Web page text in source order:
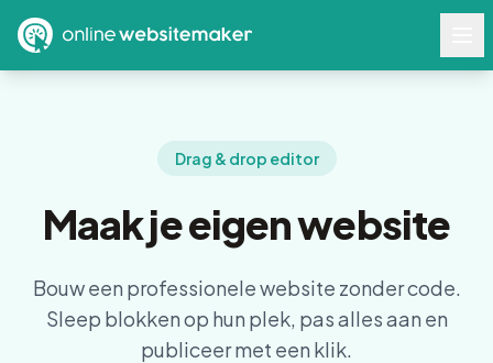
Drag & drop editor
Maak je eigen website
Bouw een professionele website zonder code.
Sleep blokken op hun plek, pas alles aan en
publiceer met een klik.